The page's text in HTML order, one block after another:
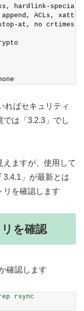
hardlink-
ACLs,
at, no crtimes
ればセキュリティ
は「3.2.3」でし
ますが、使用して
3.4.1」が最新とは
リを確認します
を確認
確認します
rsync